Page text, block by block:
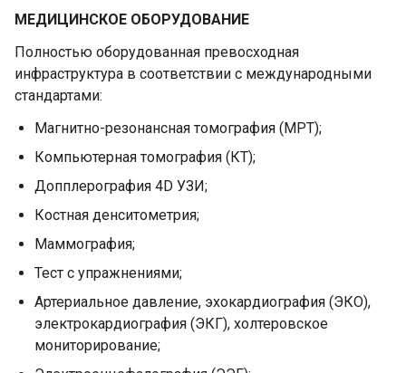
МЕДИЦИНСКОЕ ОБОРУДОВАНИЕ
Полностью оборудованная превосходная
инфраструктура в соответствии с международными
стандартами:
Магнитно-резонансная томография (МРТ);
Компьютерная томография (КТ);
Допплерография 4D УЗИ;
Костная денситометрия;
Маммография;
Тест с упражнениями;
Артериальное давление, эхокардиография (ЭКО),
электрокардиография (ЭКГ), холтеровское
мониторирование;